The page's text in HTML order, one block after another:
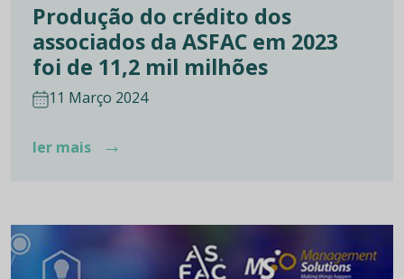
Produção do crédito dos
associados da ASFAC em 2023
foi de 11,2 mil milhões
11 Março 2024
ler mais →